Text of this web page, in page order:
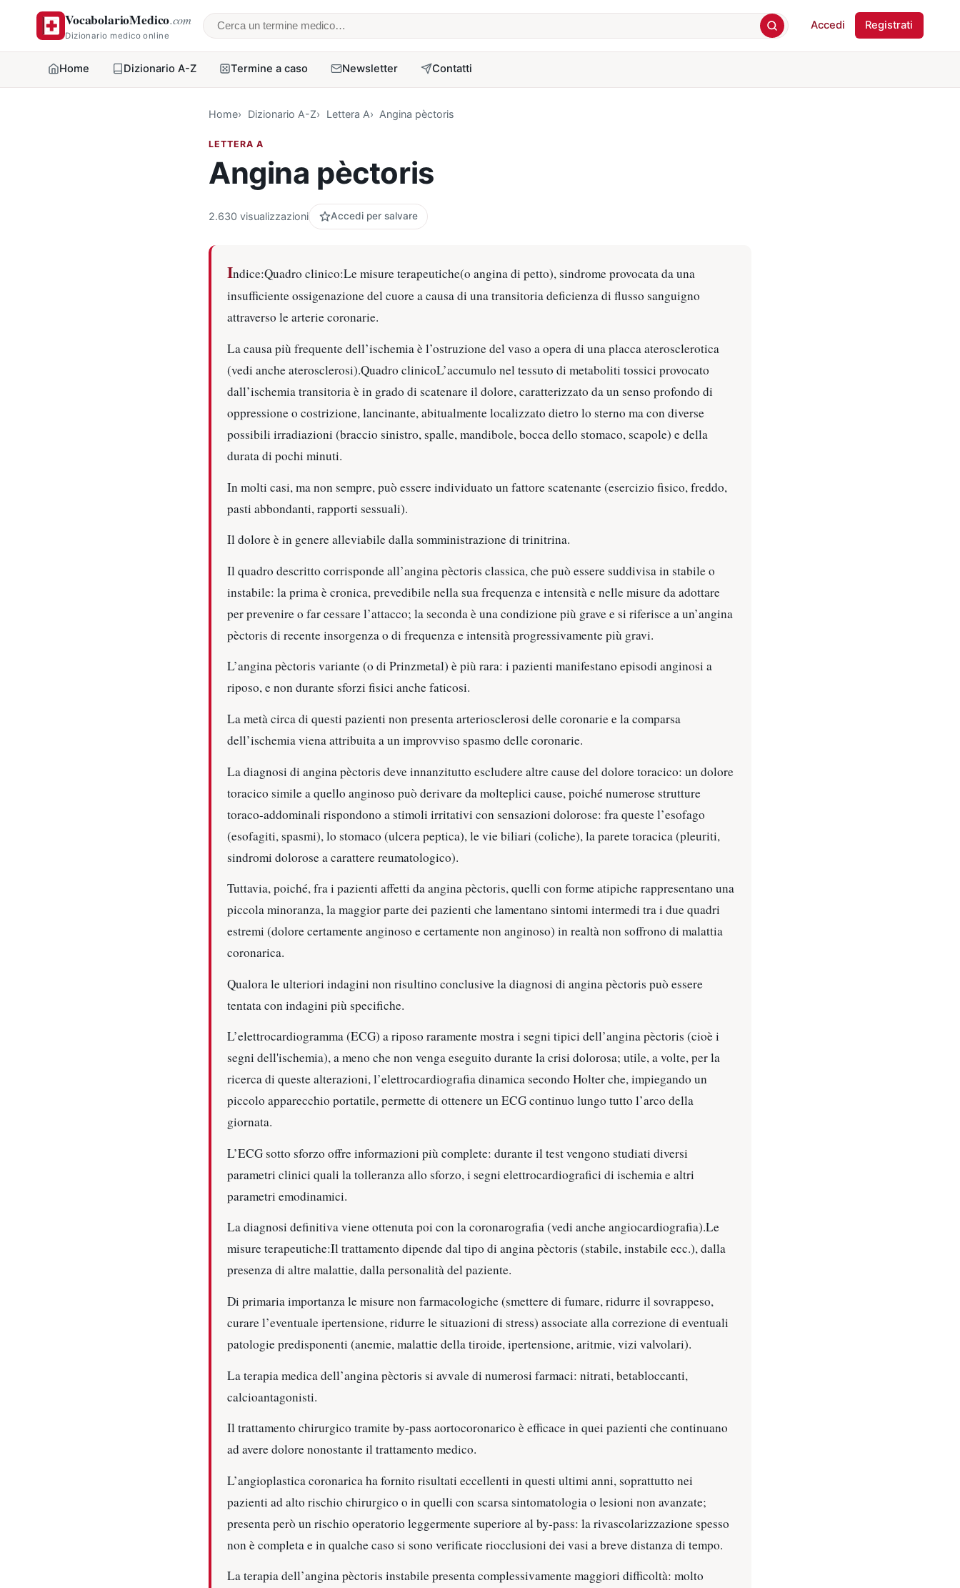
VocabolarioMedico.com
Dizionario medico online Cerca un termine medico
Accedi Registrati
Home Dizionario A-Z Termine a caso Newsletter Contatti
Home Dizionario A-Z Lettera A Angina pèctoris
LETTERA A
Angina pèctoris
2.630 visualizzazioni Accedi per salvare
Indice:Quadro clinico:Le misure terapeutiche(o angina di petto), sindrome provocata da una
insufficiente ossigenazione del cuore a causa di una transitoria deficienza di flusso sanguigno
attraverso le arterie coronarie.
La causa più frequente dell’ischemia è l’ostruzione del vaso a opera di una placca aterosclerotica
(vedi anche aterosclerosi).Quadro clinicoL’accumulo nel tessuto di metaboliti tossici provocato
dall’ischemia transitoria è in grado di scatenare il dolore, caratterizzato da un senso profondo di
oppressione o costrizione, lancinante, abitualmente localizzato dietro lo sterno ma con diverse
possibili irradiazioni (braccio sinistro, spalle, mandibole, bocca dello stomaco, scapole) e della
durata di pochi minuti.
In molti casi, ma non sempre, può essere individuato un fattore scatenante (esercizio fisico, freddo,
pasti abbondanti, rapporti sessuali).
Il dolore è in genere alleviabile dalla somministrazione di trinitrina.
Il quadro descritto corrisponde all’angina pèctoris classica, che può essere suddivisa in stabile o
instabile: la prima è cronica, prevedibile nella sua frequenza e intensità e nelle misure da adottare
per prevenire o far cessare l’attacco; la seconda è una condizione più grave e si riferisce a un’angina
pèctoris di recente insorgenza o di frequenza e intensità progressivamente più gravi.
L’angina pèctoris variante (o di Prinzmetal) è più rara: i pazienti manifestano episodi anginosi a
riposo, e non durante sforzi fisici anche faticosi.
La metà circa di questi pazienti non presenta arteriosclerosi delle coronarie e la comparsa
dell’ischemia viena attribuita a un improvviso spasmo delle coronarie.
La diagnosi di angina pèctoris deve innanzitutto escludere altre cause del dolore toracico: un dolore
toracico simile a quello anginoso può derivare da molteplici cause, poiché numerose strutture
toraco-addominali rispondono a stimoli irritativi con sensazioni dolorose: fra queste l’esofago
(esofagiti, spasmi), lo stomaco (ulcera peptica), le vie biliari (coliche), la parete toracica (pleuriti,
sindromi dolorose a carattere reumatologico).
Tuttavia, poiché, fra i pazienti affetti da angina pèctoris, quelli con forme atipiche rappresentano una
piccola minoranza, la maggior parte dei pazienti che lamentano sintomi intermedi tra i due quadri
estremi (dolore certamente anginoso e certamente non anginoso) in realtà non soffrono di malattia
coronarica.
Qualora le ulteriori indagini non risultino conclusive la diagnosi di angina pèctoris può essere
tentata con indagini più specifiche.
L’elettrocardiogramma (ECG) a riposo raramente mostra i segni tipici dell’angina pèctoris (cioè i
segni dell'ischemia), a meno che non venga eseguito durante la crisi dolorosa; utile, a volte, per la
ricerca di queste alterazioni, l’elettrocardiografia dinamica secondo Holter che, impiegando un
piccolo apparecchio portatile, permette di ottenere un ECG continuo lungo tutto l’arco della
giornata.
L’ECG sotto sforzo offre informazioni più complete: durante il test vengono studiati diversi
parametri clinici quali la tolleranza allo sforzo, i segni elettrocardiografici di ischemia e altri
parametri emodinamici.
La diagnosi definitiva viene ottenuta poi con la coronarografia (vedi anche angiocardiografia).Le
misure terapeutiche:Il trattamento dipende dal tipo di angina pèctoris (stabile, instabile ecc.), dalla
presenza di altre malattie, dalla personalità del paziente.
Di primaria importanza le misure non farmacologiche (smettere di fumare, ridurre il sovrappeso,
curare l’eventuale ipertensione, ridurre le situazioni di stress) associate alla correzione di eventuali
patologie predisponenti (anemie, malattie della tiroide, ipertensione, aritmie, vizi valvolari).
La terapia medica dell’angina pèctoris si avvale di numerosi farmaci: nitrati, betabloccanti,
calcioantagonisti.
Il trattamento chirurgico tramite by-pass aortocoronarico è efficace in quei pazienti che continuano
ad avere dolore nonostante il trattamento medico.
L’angioplastica coronarica ha fornito risultati eccellenti in questi ultimi anni, soprattutto nei
pazienti ad alto rischio chirurgico o in quelli con scarsa sintomatologia o lesioni non avanzate;
presenta però un rischio operatorio leggermente superiore al by-pass: la rivascolarizzazione spesso
non è completa e in qualche caso si sono verificate riocclusioni dei vasi a breve distanza di tempo.
La terapia dell’angina pèctoris instabile presenta complessivamente maggiori difficoltà: molto